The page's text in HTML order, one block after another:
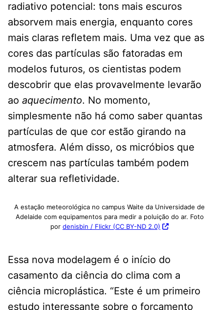
radiativo potencial: tons mais escuros
absorvem mais energia, enquanto cores
mais claras refletem mais. Uma vez que as
cores das partículas são fatoradas em
modelos futuros, os cientistas podem
descobrir que elas provavelmente levarão
ao aquecimento. No momento,
simplesmente não há como saber quantas
partículas de que cor estão girando na
atmosfera. Além disso, os micróbios que
crescem nas partículas também podem
alterar sua refletividade.
A estação meteorológica no campus Waite da Universidade de
Adelaide com equipamentos para medir a poluição do ar. Foto
pordenisbin / Flickr (CC BY-ND 2.0)
Essa nova modelagem é o início do
casamento da ciência do clima com a
ciência microplástica. “Este é um primeiro
estudo interessante sobre o forçamento